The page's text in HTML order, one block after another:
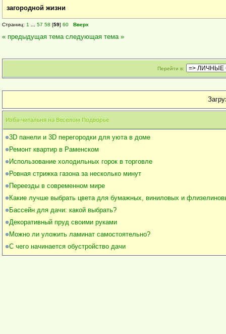
загородной жизни
Страниц: 1 57 58 [59] 60 Вверх
« предыдущая тема следующая тема »
Перейти в:
Изба-читальня на Веселом Подворье
3D панели и 3D перегородки для уюта в доме
Ремонт квартир в Раменском
Использование холодильных горок в торговле
Ровная стрижка газона за несколько минут
Переезды в современном мире
Какие лучше выбрать цвета для бумажных, виниловых и
Бассейн для дачи: какой выбрать?
Декоративный пруд своими руками
Можно ли уложить ламинат самостоятельно?
С чего начинается обустройство дачи